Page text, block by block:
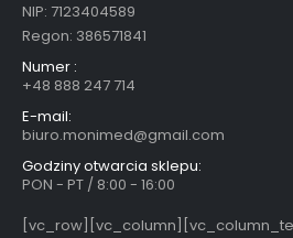
NIP: 7123404589
Regon: 386571841
Numer :
+48 888 247 714
E-mail:
biuro.monimed@gmail.com
Godziny otwarcia sklepu:
PON - PT / 8:00 - 16:00